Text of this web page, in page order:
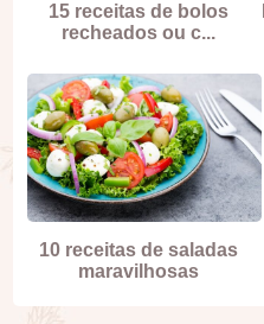
15 receitas de bolos
recheados ou c...
10 receitas de saladas
maravilhosas